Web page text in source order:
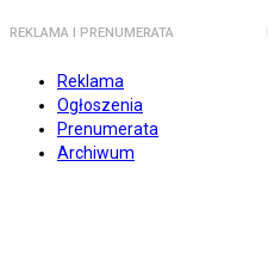
REKLAMA I PRENUMERATA
Reklama
Ogłoszenia
Prenumerata
Archiwum